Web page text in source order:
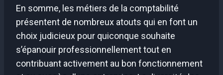
En somme, les métiers de la comptabilité
présentent de nombreux atouts qui en font un
choix judicieux pour quiconque souhaite
s’épanouir professionnellement tout en
contribuant activement au bon fonctionnement